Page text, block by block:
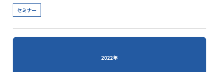
セミナー
2022年